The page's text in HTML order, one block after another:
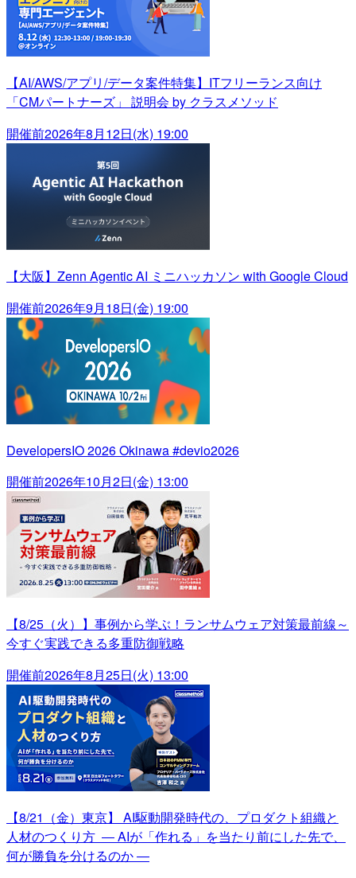
【AI/AWS/アプリ/データ案件特集】ITフリーランス向け
「CMパートナーズ」 説明会 by クラスメソッド
開催前2026年8月12日(水) 19:00
【大阪】Zenn Agentic AI ミニハッカソン with Google Cloud
開催前2026年9月18日(金) 19:00
DevelopersIO 2026 Okinawa #devio2026
開催前2026年10月2日(金) 13:00
【8/25（火）】事例から学ぶ！ランサムウェア対策最前線～
今すぐ実践できる多重防御戦略
開催前2026年8月25日(火) 13:00
【8/21（金）東京】 AI駆動開発時代の、プロダクト組織と
人材のつくり方 ― AIが「作れる」を当たり前にした先で、
何が勝負を分けるのか ―